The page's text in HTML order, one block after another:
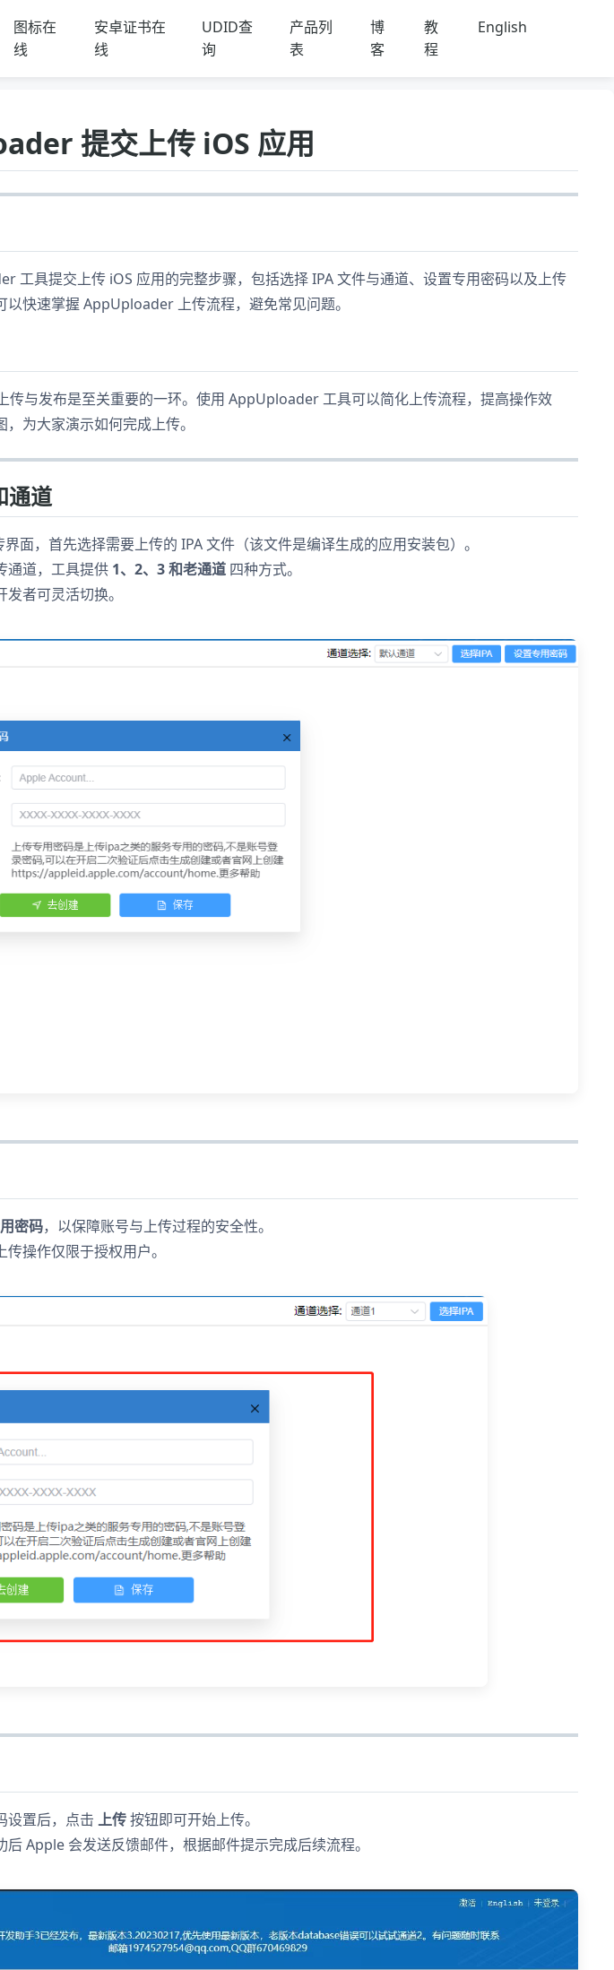
图标在
线
安卓证书在
线
UDID查
询
产品列
表
博
客
教
程
English
提交上传 iOS 应用
工具提交上传 iOS 应用的完整步骤，包括选择 IPA 文件与通道、设置专用密码以及上传
快速掌握 AppUploader 上传流程，避免常见问题。
传与发布是至关重要的一环。使用 AppUploader 工具可以简化上传流程，提高操作效
为大家演示如何完成上传。
通道
面，首先选择需要上传的 IPA 文件（该文件是编译生成的应用安装包）。
通道，工具提供 1、2、3 和老通道 四种方式。
者可灵活切换。
密码，以保障账号与上传过程的安全性。
操作仅限于授权用户。
设置后，点击 上传按钮即可开始上传。
Apple 会发送反馈邮件，根据邮件提示完成后续流程。